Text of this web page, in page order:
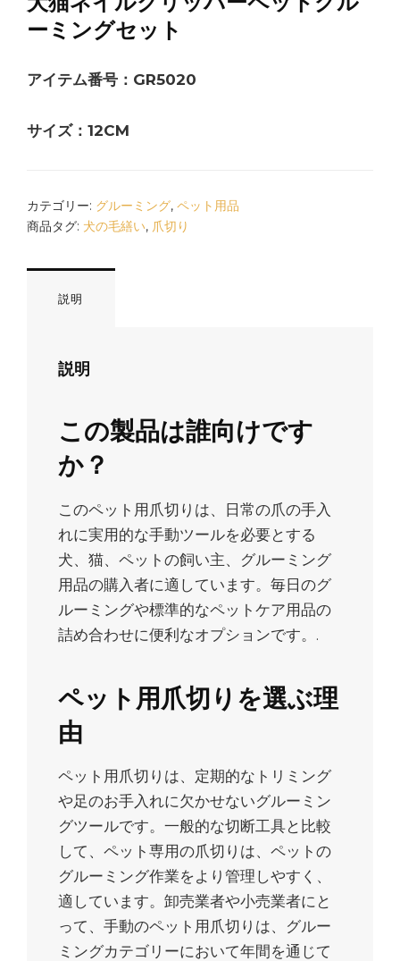
ーミングセット
アイテム番号：GR5020
サイズ：12CM
カテゴリー: グルーミング, ペット用品
商品タグ: 犬の毛繕い, 爪切り
説明
説明
この製品は誰向けです
か？
このペット用爪切りは、日常の爪の手入
れに実用的な手動ツールを必要とする
犬、猫、ペットの飼い主、グルーミング
用品の購入者に適しています。毎日のグ
ルーミングや標準的なペットケア用品の
詰め合わせに便利なオプションです。.
ペット用爪切りを選ぶ理
由
ペット用爪切りは、定期的なトリミング
や足のお手入れに欠かせないグルーミン
グツールです。一般的な切断工具と比較
して、ペット専用の爪切りは、ペットの
グルーミング作業をより管理しやすく、
適しています。卸売業者や小売業者にと
って、手動のペット用爪切りは、グルー
ミングカテゴリーにおいて年間を通じて